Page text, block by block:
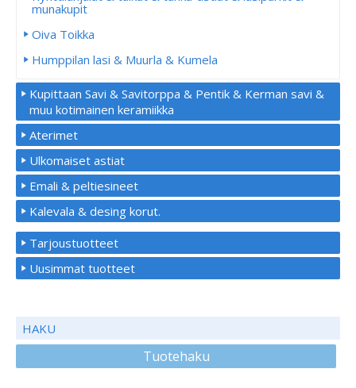
munakupit
Oiva Toikka
Humppilan lasi & Muurla & Kumela
Kupittaan Savi & Savitorppa & Pentik & Kerman savi &
muu kotimainen keramiikka
Aterimet
Ulkomaiset astiat
Emali & peltiesineet
Kalevala & desing korut.
Tarjoustuotteet
Uusimmat tuotteet
HAKU
Tuotehaku